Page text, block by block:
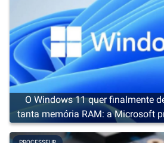
O Windows 11 quer finalmente
tanta memória RAM: a Microsoft
emagrecimento